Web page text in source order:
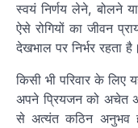
स्वयं निर्णय लेने, बोलने या
ऐसे रोगियों का जीवन
देखभाल पर निर्भर रहता है।
किसी भी परिवार के लिए
अपने प्रियजन को अचेत
से अत्यंत कठिन अनुभव